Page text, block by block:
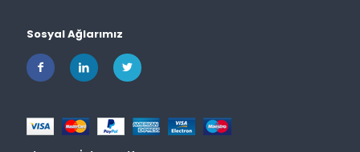
Sosyal Ağlarımız